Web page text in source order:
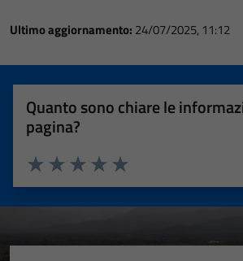
Ultimo aggiornamento: 24/07/2025, 11:12
Quanto sono chiare le
pagina?
Valuta 5 stelle su 5
Valuta 4 stelle su 5
Valuta 3 stelle su 5
Valuta 2 stelle su 5
Valuta 1 stelle su 5